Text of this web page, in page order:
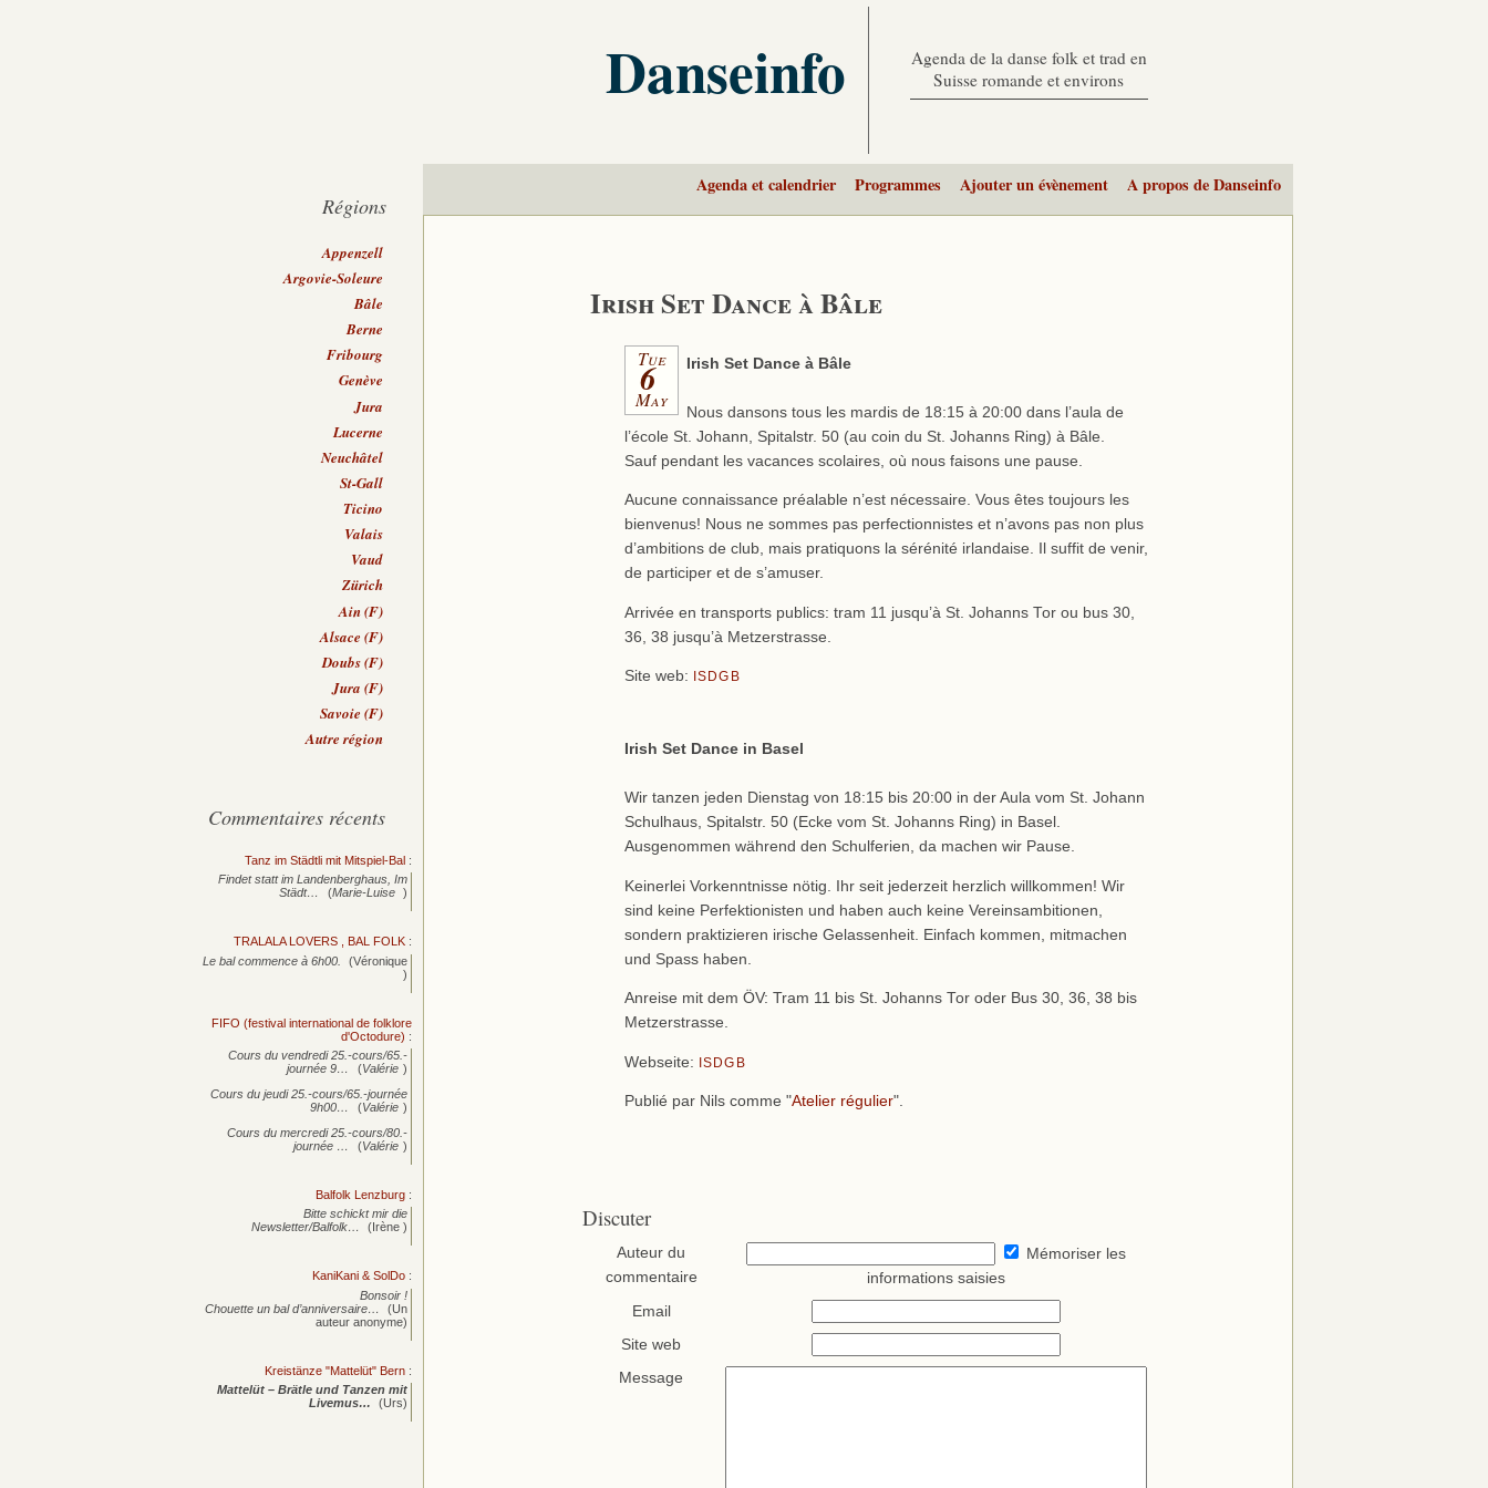
Danseinfo
Agenda de la danse folk et trad en
Suisse romande et environs
Agenda et calendrier Programmes Ajouter un évènement A propos de Danseinfo
Irish Set Dance à Bâle
Tue
6
May
Irish Set Dance à Bâle
Nous dansons tous les mardis de 18:15 à 20:00 dans l’aula de
l’école St. Johann, Spitalstr. 50 (au coin du St. Johanns Ring) à Bâle.
Sauf pendant les vacances scolaires, où nous faisons une pause.
Aucune connaissance préalable n’est nécessaire. Vous êtes toujours les
bienvenus! Nous ne sommes pas perfectionnistes et n’avons pas non plus
d’ambitions de club, mais pratiquons la sérénité irlandaise. Il suffit de venir,
de participer et de s’amuser.
Arrivée en transports publics: tram 11 jusqu’à St. Johanns Tor ou bus 30,
36, 38 jusqu’à Metzerstrasse.
Site web: ISDGB
Irish Set Dance in Basel
Wir tanzen jeden Dienstag von 18:15 bis 20:00 in der Aula vom St. Johann
Schulhaus, Spitalstr. 50 (Ecke vom St. Johanns Ring) in Basel.
Ausgenommen während den Schulferien, da machen wir Pause.
Keinerlei Vorkenntnisse nötig. Ihr seit jederzeit herzlich willkommen! Wir
sind keine Perfektionisten und haben auch keine Vereinsambitionen,
sondern praktizieren irische Gelassenheit. Einfach kommen, mitmachen
und Spass haben.
Anreise mit dem ÖV: Tram 11 bis St. Johanns Tor oder Bus 30, 36, 38 bis
Metzerstrasse.
Webseite: ISDGB
Publié par Nils comme "Atelier régulier".
Discuter
Auteur du
commentaire
Mémoriser les
informations saisies
Email
Site web
Message
Régions
Appenzell
Argovie-Soleure
Bâle
Berne
Fribourg
Genève
Jura
Lucerne
Neuchâtel
St-Gall
Ticino
Valais
Vaud
Zürich
Ain (F)
Alsace (F)
Doubs (F)
Jura (F)
Savoie (F)
Autre région
Commentaires récents
Tanz im Städtli mit Mitspiel-Bal :
Findet statt im Landenberghaus, Im
Städt…
(Marie-Luise )
TRALALA LOVERS , BAL FOLK :
Le bal commence à 6h00.
(Véronique
)
FIFO (festival international de folklore
d'Octodure) :
Cours du vendredi 25.-cours/65.-
journée 9… (Valérie )
Cours du jeudi 25.-cours/65.-journée
9h00…
(Valérie )
Cours du mercredi 25.-cours/80.-
journée … (Valérie )
Balfolk Lenzburg :
Bitte schickt mir die
Newsletter/Balfolk…
(Irène )
KaniKani & SolDo :
Bonsoir !
Chouette un bal d’anniversaire…
(Un
auteur anonyme)
Kreistänze "Mattelüt" Bern :
Mattelüt – Brätle und Tanzen mit
Livemus…
(Urs)